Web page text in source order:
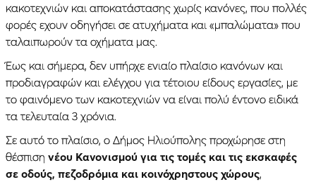
κακοτεχνιών και αποκατάστασης χωρίς κανόνες, που πολλές
φορές εχουν οδηγήσει σε ατυχήματα και «μπαλώματα» που
ταλαιπωρούν τα οχήματα μας.
Έως και σήμερα, δεν υπήρχε ενιαίο πλαίσιο κανόνων και
προδιαγραφών και ελέγχου για τέτοιου είδους εργασίες, με
το φαινόμενο των κακοτεχνιών να είναι πολύ έντονο ειδικά
τα τελευταία 3 χρόνια.
Σε αυτό το πλαίσιο, ο Δήμος Ηλιούπολης προχώρησε στη
θέσπιση νέου Κανονισμού για τις τομές και τις εκσκαφές
σε οδούς, πεζοδρόμια και κοινόχρηστους χώρους,